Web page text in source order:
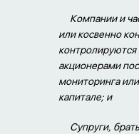
Компании и
или косвенно
акционерами
мониторинга
капитале; и
Супруги,